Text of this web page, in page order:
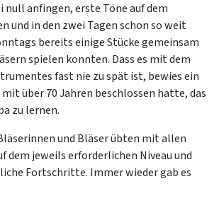
null anfingen, erste Töne auf dem
und in den zwei Tagen schon so weit
bereits einige Stücke gemeinsam
spielen konnten. Dass es mit dem
fast nie zu spät ist, bewies ein
über 70 Jahren beschlossen hatte, das
zu lernen.
und Bläser übten mit allen
dem jeweils erforderlichen Niveau und
Fortschritte. Immer wieder gab es